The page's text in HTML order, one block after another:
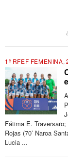
1ª RFEF FEMENINA,
Fátima E.
Rojas (70’ Naroa
Lucia ...